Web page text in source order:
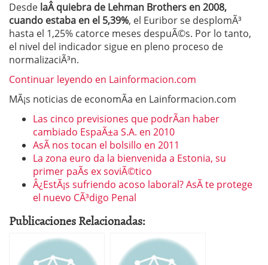
Desde laÂ quiebra de Lehman Brothers en 2008,
cuando estaba en el 5,39%, el Euribor se desplomÃ³
hasta el 1,25% catorce meses despuÃ©s. Por lo tanto,
el nivel del indicador sigue en pleno proceso de
normalizaciÃ³n.
Continuar leyendo en Lainformacion.com
MÃ¡s noticias de economÃ­a en Lainformacion.com
Las cinco previsiones que podrÃ­an haber
cambiado EspaÃ±a S.A. en 2010
AsÃ­ nos tocan el bolsillo en 2011
La zona euro da la bienvenida a Estonia, su
primer paÃ­s ex soviÃ©tico
Â¿EstÃ¡s sufriendo acoso laboral? AsÃ­ te protege
el nuevo CÃ³digo Penal
Publicaciones Relacionadas: